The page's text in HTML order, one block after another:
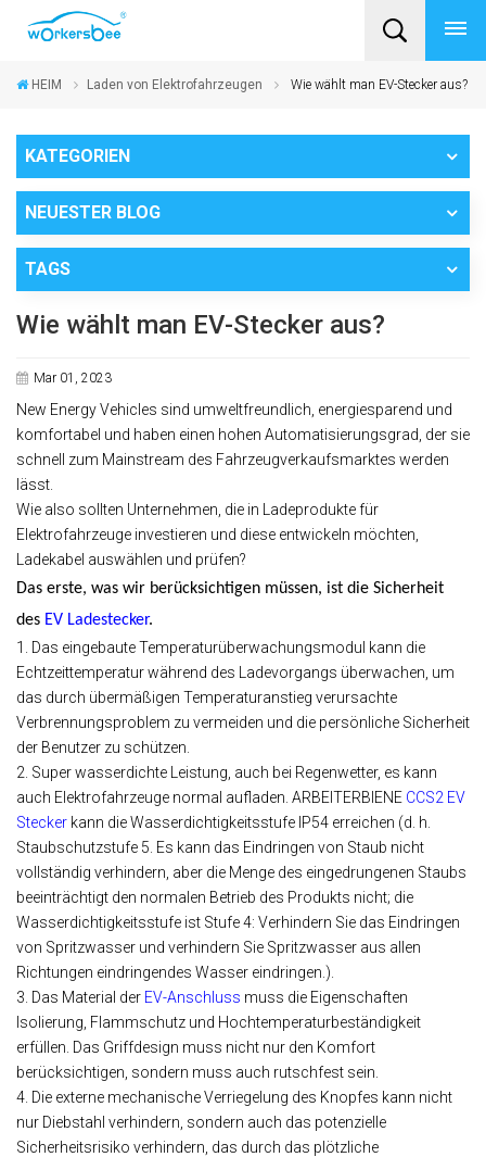
HEIM Laden von Elektrofahrzeugen Wie wählt man EV-Stecker aus?
KATEGORIEN
NEUESTER BLOG
TAGS
Wie wählt man EV-Stecker aus?
Mar 01, 2023
New Energy Vehicles sind umweltfreundlich, energiesparend und
komfortabel und haben einen hohen Automatisierungsgrad, der sie
schnell zum Mainstream des Fahrzeugverkaufsmarktes werden
lässt.
Wie also sollten Unternehmen, die in Ladeprodukte für
Elektrofahrzeuge investieren und diese entwickeln möchten,
Ladekabel auswählen und prüfen?
Das erste, was wir berücksichtigen müssen, ist die Sicherheit
des EV Ladestecker.
1. Das eingebaute Temperaturüberwachungsmodul kann die
Echtzeittemperatur während des Ladevorgangs überwachen, um
das durch übermäßigen Temperaturanstieg verursachte
Verbrennungsproblem zu vermeiden und die persönliche Sicherheit
der Benutzer zu schützen.
2. Super wasserdichte Leistung, auch bei Regenwetter, es kann
auch Elektrofahrzeuge normal aufladen. ARBEITERBIENE CCS2 EV
Stecker kann die Wasserdichtigkeitsstufe IP54 erreichen (d. h.
Staubschutzstufe 5. Es kann das Eindringen von Staub nicht
vollständig verhindern, aber die Menge des eingedrungenen Staubs
beeinträchtigt den normalen Betrieb des Produkts nicht; die
Wasserdichtigkeitsstufe ist Stufe 4: Verhindern Sie das Eindringen
von Spritzwasser und verhindern Sie Spritzwasser aus allen
Richtungen eindringendes Wasser eindringen.).
3. Das Material der EV-Anschluss muss die Eigenschaften
Isolierung, Flammschutz und Hochtemperaturbeständigkeit
erfüllen. Das Griffdesign muss nicht nur den Komfort
berücksichtigen, sondern muss auch rutschfest sein.
4. Die externe mechanische Verriegelung des Knopfes kann nicht
nur Diebstahl verhindern, sondern auch das potenzielle
Sicherheitsrisiko verhindern, das durch das plötzliche